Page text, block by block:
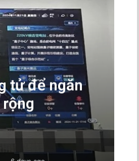
tử để ngăn